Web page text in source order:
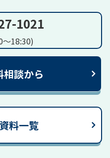
1021
～18:30)
相談から
料一覧